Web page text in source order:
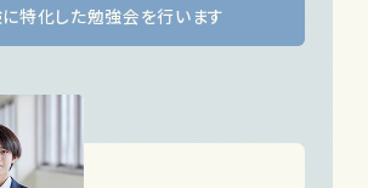
特化した勉強会を行います